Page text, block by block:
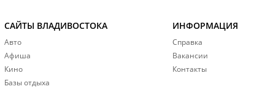
САЙТЫ ВЛАДИВОСТОКА
Авто
Афиша
Кино
Базы отдыха
ИНФОРМАЦИЯ
Справка
Вакансии
Контакты